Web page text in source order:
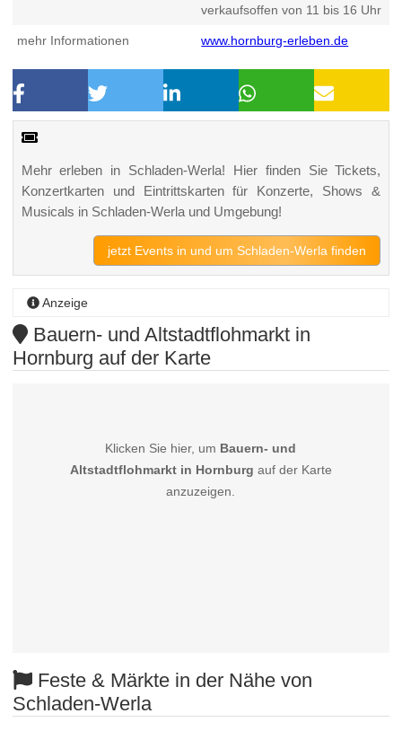
verkaufsoffen von 11 bis 16 Uhr
mehr Informationen www.hornburg-erleben.de
Mehr erleben in Schladen-Werla! Hier finden Sie Tickets,
Konzertkarten und Eintrittskarten für Konzerte, Shows &
Musicals in Schladen-Werla und Umgebung!
jetzt Events in und um Schladen-Werla finden
Anzeige
Bauern- und Altstadtflohmarkt in
Hornburg auf der Karte
Klicken Sie hier, um Bauern- und
Altstadtflohmarkt in Hornburg auf der Karte
anzuzeigen.
Feste & Märkte in der Nähe von
Schladen-Werla